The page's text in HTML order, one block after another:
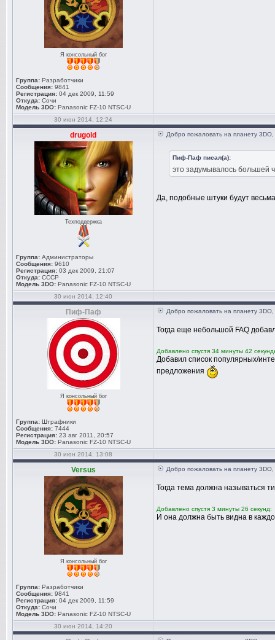
Я консольный бог
Группа: Разработчики
Сообщения: 9841
Регистрация: 04 дек 2009, 11:59
Откуда: Сочи
Модель 3DO: Panasonic FZ-10 NTSC-U
30 июн 2014, 12:24
drugold
Техподдержка
Группа: Администраторы
Сообщения: 9610
Регистрация: 03 дек 2009, 21:07
Откуда: СССР
Модель 3DO: Panasonic FZ-10 NTSC-U
Добро пожаловать на планету
Пиф-Паф писал(а):
это задумывалось большей
Да, подобные штуки будут
30 июн 2014, 12:40
Пиф-Паф
Я консольный бог
Группа: Штрафники
Сообщения: 7444
Регистрация: 23 авг 2011, 20:57
Модель 3DO: Panasonic FZ-10 NTSC-U
Добро пожаловать на планету
Тогда еще небольшой FAQ
Добавлено спустя 34 минуты 42
Добавил список популярных/
предложения
30 июн 2014, 13:08
Versus
Я консольный бог
Группа: Разработчики
Сообщения: 9841
Регистрация: 04 дек 2009, 11:59
Откуда: Сочи
Модель 3DO: Panasonic FZ-10 NTSC-U
Добро пожаловать на планету
Тогда тема должна называться
Добавлено спустя 3 минуты 26 секунд:
И она должна быть видна в
30 июн 2014, 14:20